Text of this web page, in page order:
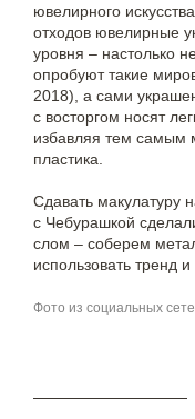
ювелирного
отходов ювелирные
уровня – настолько
опробуют такие
2018), а сами
с восторгом носят
избавляя тем самым
пластика.
Сдавать макулатуру
с Чебурашкой
слом – соберем
использовать тренд
Фото из социальных